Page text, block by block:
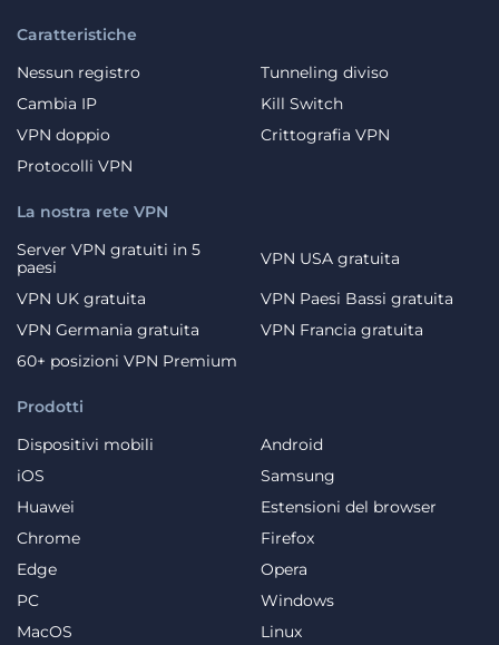
Caratteristiche
Nessun registro
Tunneling diviso
Cambia IP
Kill Switch
VPN doppio
Crittografia VPN
Protocolli VPN
Prodotti
Dispositivi mobili
Android
iOS
Samsung
Huawei
Estensioni del browser
Chrome
Firefox
Edge
Opera
PC
Windows
MacOS
Linux
La nostra rete VPN
Server VPN gratuiti in 5
paesi
VPN USA gratuita
VPN UK gratuita
VPN Paesi Bassi gratuita
VPN Germania gratuita
VPN Francia gratuita
60+ posizioni VPN Premium